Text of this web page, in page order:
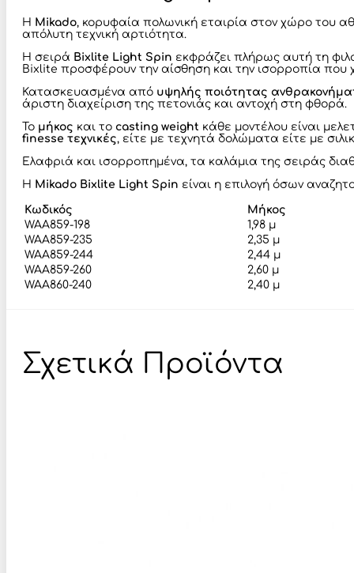
Η Mikado, κορυφαία πολωνική εταιρία στον χώρο του
απόλυτη τεχνική αρτιότητα.
Η σειρά Bixlite Light Spin εκφράζει πλήρως αυτή τη
Bixlite προσφέρουν την αίσθηση και την ισορροπία
Κατασκευασμένα από υψηλής ποιότητας
άριστη διαχείριση της πετονιάς και αντοχή στη φθορά.
Το μήκος και το casting weight κάθε μοντέλου είναι
finesse τεχνικές, είτε με τεχνητά δολώματα είτε με
Ελαφριά και ισορροπημένα, τα καλάμια της σειράς
Η Mikado Bixlite Light Spin είναι η επιλογή όσων
Κωδικός
Μήκος
WAA859-198
1,98 μ
WAA859-235
2,35 μ
WAA859-244
2,44 μ
WAA859-260
2,60 μ
WAA860-240
2,40 μ
Σχετικά Προϊόντα